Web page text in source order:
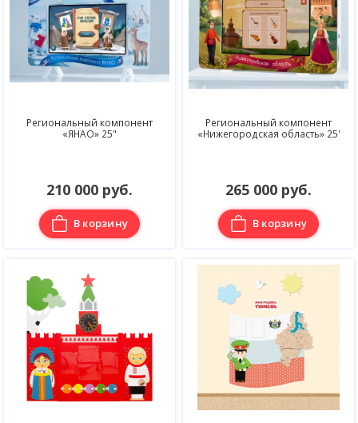
Региональный компонент
«ЯНАО» 25"
210 000 руб.
В корзину
Региональный компонент
«Нижегородская область» 25'
265 000 руб.
В корзину